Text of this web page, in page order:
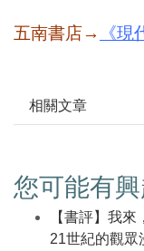
五南書店→ 《
相關文章
您可能有
【書評】我
21世紀的觀眾